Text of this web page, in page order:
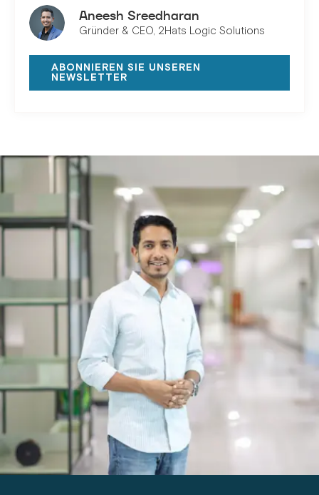
Aneesh Sreedharan
Gründer & CEO, 2Hats Logic Solutions
ABONNIEREN SIE UNSEREN
NEWSLETTER